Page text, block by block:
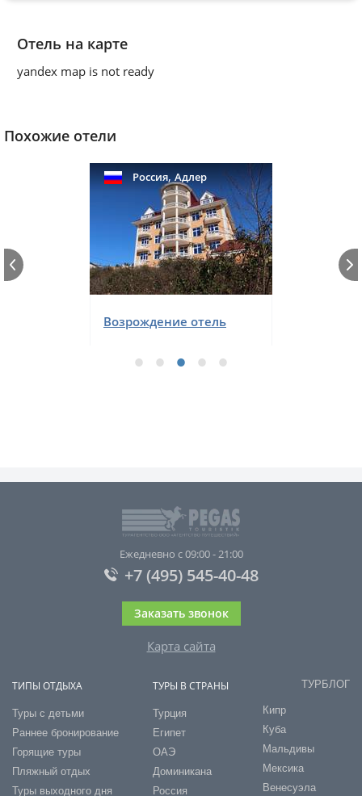
Отель на карте
yandex map is not ready
Похожие отели
Россия,Адлер
Возрождение отель
Ежедневно с 09:00 - 21:00
+7 (495) 545-40-48
Заказать звонок
Карта сайта
ТИПЫ ОТДЫХА
Туры с детьми
Раннее бронирование
Горящие туры
Пляжный отдых
Туры выходного дня
ТУРЫ В СТРАНЫ
Турция
Египет
ОАЭ
Доминикана
Россия
ТУРБЛОГ
Кипр
Куба
Мальдивы
Мексика
Венесуэла